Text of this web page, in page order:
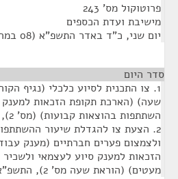
פרוטוקול מס' 243
מישיבת ועדת הכספים
יום שני, כ"ד באדר התשפ"א (08 במרץ 2021), שעה 10:00
סדר היום
1. צו התכנית לסיוע כלכלי (נגיף
שעה) (הארכת תקופת הזכאות למענק
השתתפות בהוצאות קבועות) (מס' 2), התשפ"א- 2021
2. הצעת צו להגדלת שיעור
ולצמצום פערים חברתיים (מענק
הזכאות למענק סיוע לעצמאי
מעטים) (הוראת שעה מס' 2), התשפ"א-2021